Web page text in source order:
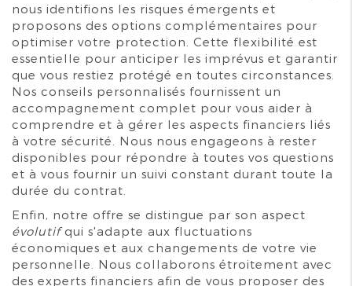
nous identifions les risques émergents et
proposons des options complémentaires pour
optimiser votre protection. Cette flexibilité est
essentielle pour anticiper les imprévus et garantir
que vous restiez protégé en toutes circonstances.
Nos conseils personnalisés fournissent un
accompagnement complet pour vous aider à
comprendre et à gérer les aspects financiers liés
à votre sécurité. Nous nous engageons à rester
disponibles pour répondre à toutes vos questions
et à vous fournir un suivi constant durant toute la
durée du contrat.
Enfin, notre offre se distingue par son aspect
évolutifqui s'adapte aux fluctuations
économiques et aux changements de votre vie
personnelle. Nous collaborons étroitement avec
des experts financiers afin de vous proposer des